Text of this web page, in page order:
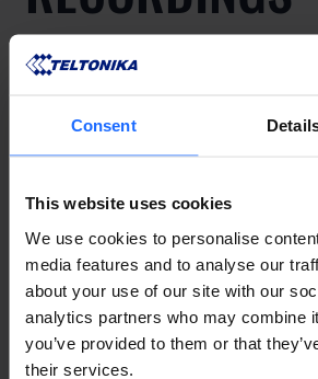
Consent
This website uses cookies
We use cookies to personalise
media features and to analyse our
about your use of our site with our
analytics partners who may combine
you’ve provided to them or that
their services.